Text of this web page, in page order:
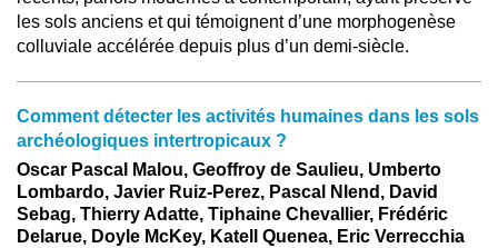
les sols anciens et qui témoignent d’une morphogenèse
colluviale accélérée depuis plus d’un demi-siècle.
Comment détecter les activités humaines dans les sols
archéologiques intertropicaux ?
Oscar Pascal Malou, Geoffroy de Saulieu, Umberto
Lombardo, Javier Ruiz-Perez, Pascal Nlend, David
Sebag, Thierry Adatte, Tiphaine Chevallier, Frédéric
Delarue, Doyle McKey, Katell Quenea, Eric Verrecchia